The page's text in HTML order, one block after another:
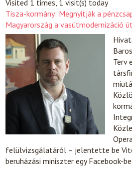
Visited 1 times, 1 visit(s) today
Tisza-kormány: Megnyitják a
Magyarország a vasútmodernizáció
Terv
felülvizsgálatáról – jelentette be
beruházási miniszter egy Facebook-